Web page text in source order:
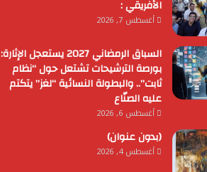
الأفريقي :
أغسطس 7, 2026
السباق الرمضاني 2027 يستعجل الإثارة:
بورصة الترشيحات تشتعل حول “نظام
ثابت”.. والبطولة النسائية “لغز” يتكتم
عليه الصنّاع
أغسطس 6, 2026
(بدون عنوان)
أغسطس 4, 2026